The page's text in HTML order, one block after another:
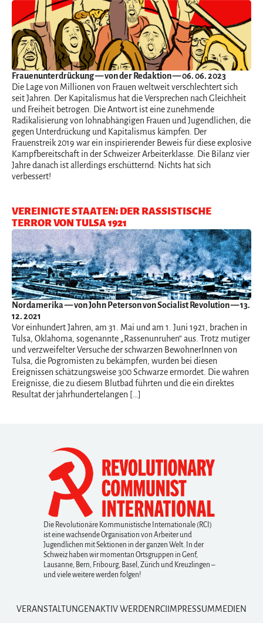
Frauenunterdrückung— von der Redaktion — 06. 06. 2023
Die Lage von Millionen von Frauen weltweit verschlechtert sich
seit Jahren. Der Kapitalismus hat die Versprechen nach Gleichheit
und Freiheit betrogen. Die Antwort ist eine zunehmende
Radikalisierung von lohnabhängigen Frauen und Jugendlichen, die
gegen Unterdrückung und Kapitalismus kämpfen. Der
Frauenstreik 2019 war ein inspirierender Beweis für diese explosive
Kampfbereitschaft in der Schweizer Arbeiterklasse. Die Bilanz vier
Jahre danach ist allerdings erschütternd: Nichts hat sich
verbessert!
VEREINIGTE STAATEN: DER RASSISTISCHE
TERROR VON TULSA 1921
Nordamerika— von John Peterson von Socialist Revolution — 13.
12. 2021
Vor einhundert Jahren, am 31. Mai und am 1. Juni 1921, brachen in
Tulsa, Oklahoma, sogenannte „Rassenunruhen“ aus. Trotz mutiger
und verzweifelter Versuche der schwarzen BewohnerInnen von
Tulsa, die Pogromisten zu bekämpfen, wurden bei diesen
Ereignissen schätzungsweise 300 Schwarze ermordet. Die wahren
Ereignisse, die zu diesem Blutbad führten und die ein direktes
Resultat der jahrhundertelangen […]
Die Revolutionäre Kommunistische Internationale (RCI)
ist eine wachsende Organisation von Arbeiter und
Jugendlichen mit Sektionen in der ganzen Welt. In der
Schweiz haben wir momentan Ortsgruppen in Genf,
Lausanne, Bern, Fribourg, Basel, Zürich und Kreuzlingen –
und viele weitere werden folgen!
VERANSTALTUNGENAKTIV WERDEN RCI IMPRESSUMMEDIEN